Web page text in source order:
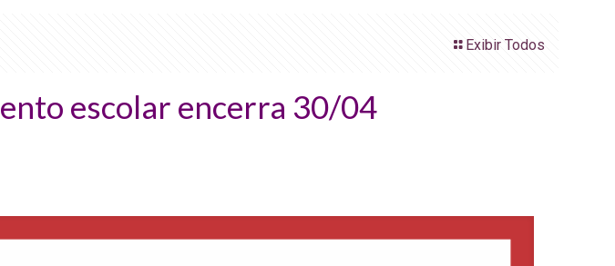
Exibir Todos
escolar encerra 30/04